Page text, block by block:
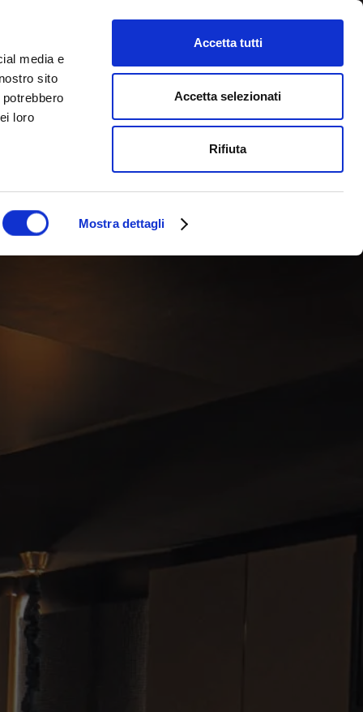
media e
sito
loro
Mostra dettagli
Accetta tutti
Accetta selezionati
Rifiuta